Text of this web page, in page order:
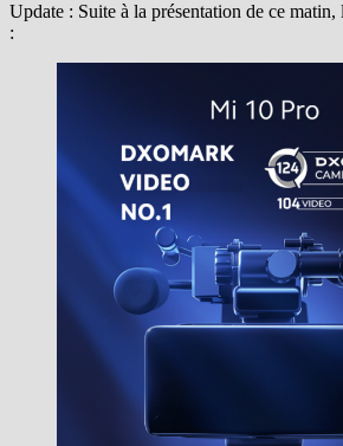
Update : Suite à la présentation de ce
: